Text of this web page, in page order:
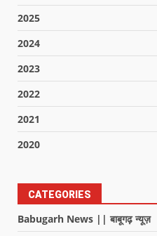
2025
2024
2023
2022
2021
2020
CATEGORIES
Babugarh News || बाबूगढ़ न्यूज़